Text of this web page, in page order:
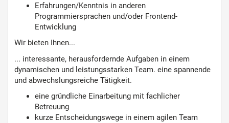
Erfahrungen/Kenntnis in anderen
Programmiersprachen und/oder Frontend-
Entwicklung
Wir bieten Ihnen...
... interessante, herausfordernde Aufgaben in einem
dynamischen und leistungsstarken Team. eine spannende
und abwechslungsreiche Tätigkeit.
eine gründliche Einarbeitung mit fachlicher
Betreuung
kurze Entscheidungswege in einem agilen Team